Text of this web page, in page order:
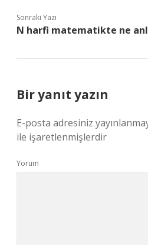
Sonraki Yazı
N harfi matematikte ne
Bir yanıt yazın
E-posta adresiniz
ile işaretlenmişlerdir
Yorum